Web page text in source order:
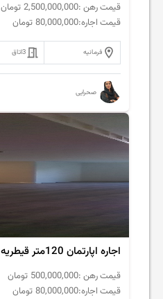
قیمت رهن :2,500,000,000 تومان
قیمت اجاره:80,000,000 تومان
فرمانیه 3اتاق
صحرایی
اجاره اپارتمان 120متر قیطریه تاپ لوکیشن
قیمت رهن :500,000,000 تومان
قیمت اجاره:80,000,000 تومان